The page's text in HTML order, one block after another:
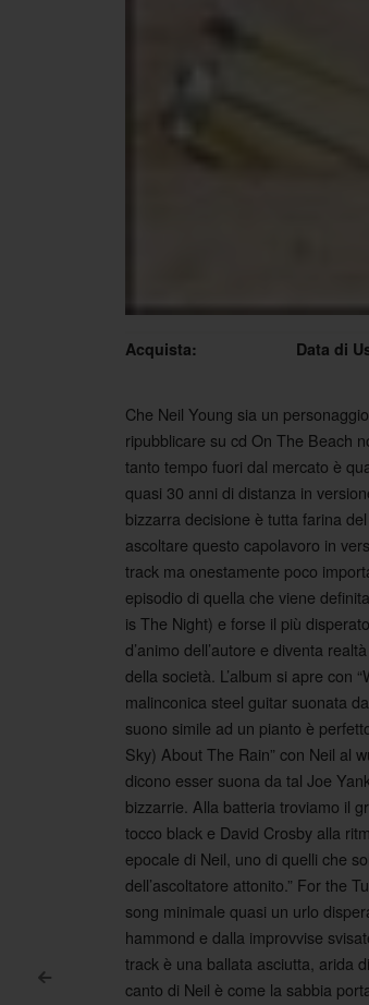
<
Acquista: Data di
Che Neil Young sia un
ripubblicare su cd On The Beach
tanto tempo fuori dal mercato è
quasi 30 anni di distanza in
bizzarra decisione è tutta farina
ascoltare questo capolavoro in
track ma onestamente poco
episodio di quella che viene
is The Night) e forse il più
d’animo dell’autore e diventa
della società. L’album si apre con
malinconica steel guitar suonata
suono simile ad un pianto è
Sky) About The Rain” con Neil al
dicono esser suona da tal Joe
bizzarrie. Alla batteria troviamo il
tocco black e David Crosby alla
epocale di Neil, uno di quelli che
dell’ascoltatore attonito.” For the
song minimale quasi un urlo
hammond e dalla improvvise
track è una ballata asciutta, arida
canto di Neil è come la sabbia